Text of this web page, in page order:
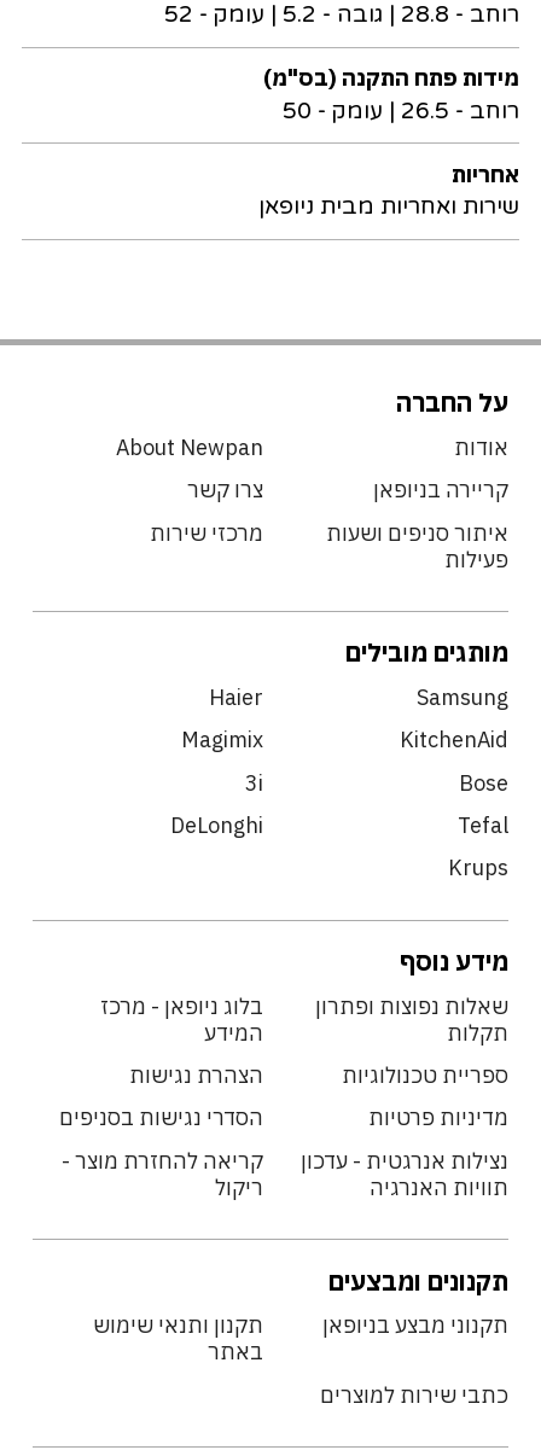
רוחב - 28.8 | גובה - 5.2 | עומק - 52
מידות פתח התקנה (בס"מ)
רוחב - 26.5 | עומק - 50
אחריות
שירות ואחריות מבית ניופאן
על החברה
אודות
About Newpan
קריירה בניופאן
צרו קשר
איתור סניפים ושעות
פעילות
מרכזי שירות
מותגים מובילים
Samsung
Haier
KitchenAid
Magimix
Bose
3i
Tefal
DeLonghi
Krups
מידע נוסף
שאלות נפוצות ופתרון
תקלות
בלוג ניופאן - מרכז
המידע
ספריית טכנולוגיות
הצהרת נגישות
מדיניות פרטיות
הסדרי נגישות בסניפים
נצילות אנרגטית - עדכון
תוויות האנרגיה
קריאה להחזרת מוצר -
ריקול
תקנונים ומבצעים
תקנוני מבצע בניופאן
תקנון ותנאי שימוש
באתר
כתבי שירות למוצרים